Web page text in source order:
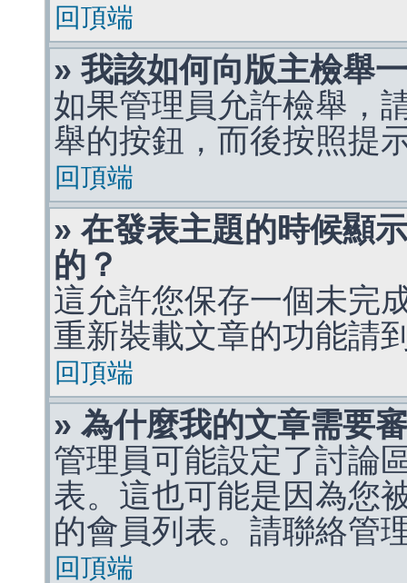
回頂端
» 我該如何向版主檢舉
如果管理員允許檢舉，
舉的按鈕，而後按照提
回頂端
» 在發表主題的時候顯
的？
這允許您保存一個未完
重新裝載文章的功能請
回頂端
» 為什麼我的文章需要
管理員可能設定了討論
表。這也可能是因為您
的會員列表。請聯絡管
回頂端